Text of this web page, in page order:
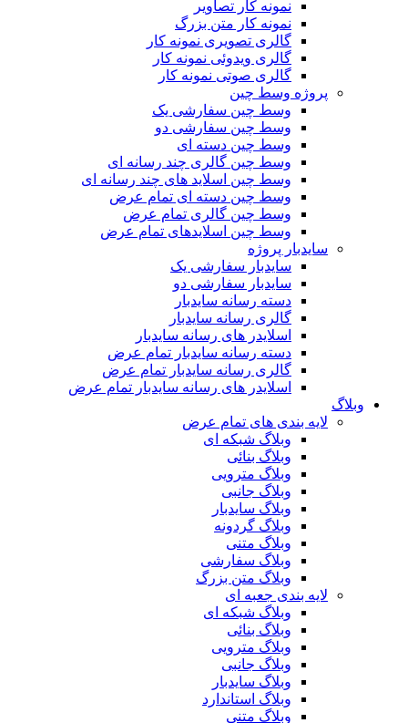
نمونه کار تصاویر
نمونه کار متن بزرگ
گالری تصویری نمونه کار
گالری ویدوئی نمونه کار
گالری صوتی نمونه کار
پروژه وسط چین
وسط چین سفارشی یک
وسط چین سفارشی دو
وسط چین دسته ای
وسط چین گالری چند رسانه ای
وسط چین اسلاید های چند رسانه ای
وسط چین دسته ای تمام عرض
وسط چین گالری تمام عرض
وسط چین اسلایدهای تمام عرض
سایدبار پروژه
سایدبار سفارشی یک
سایدبار سفارشی دو
دسته رسانه سایدبار
گالری رسانه سایدبار
اسلایدر های رسانه سایدبار
دسته رسانه سایدبار تمام عرض
گالری رسانه سایدبار تمام عرض
اسلایدر های رسانه سایدبار تمام عرض
وبلاگ
لایه بندی های تمام عرض
وبلاگ شبکه ای
وبلاگ بنائی
وبلاگ مترویی
وبلاگ جانبی
وبلاگ سایدبار
وبلاگ گردونه
وبلاگ متنی
وبلاگ سفارشی
وبلاگ متن بزرگ
لایه بندی جعبه ای
وبلاگ شبکه ای
وبلاگ بنائی
وبلاگ مترویی
وبلاگ جانبی
وبلاگ سایدبار
وبلاگ استاندارد
وبلاگ متنی